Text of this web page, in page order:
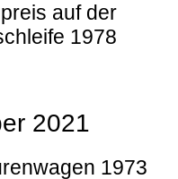
auf der
1978
2021
1973